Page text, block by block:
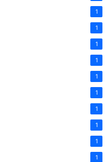
1
1
1
1
1
1
1
1
1
1